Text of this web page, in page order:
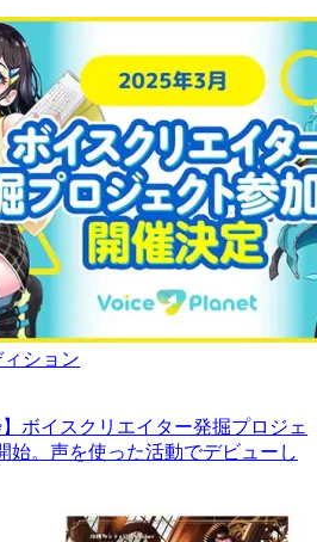
ション
】ボイスクリエイター発掘プロジェ
始。声を使った活動でデビューし